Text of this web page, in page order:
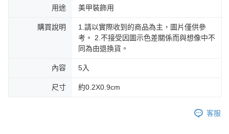
請求用戶進行身份認證。
恩沛科技股份有限公司將有權停止該用戶之使用額度並採取法律行動。
用途 美甲裝飾用
購買說明
1.請以實際收到的商品為主，圖片僅供參
考。 2.不接受因圖示色差關係而與想像中不
同為由退換貨。
內容 5入
尺寸 約0.2X0.9cm
客服